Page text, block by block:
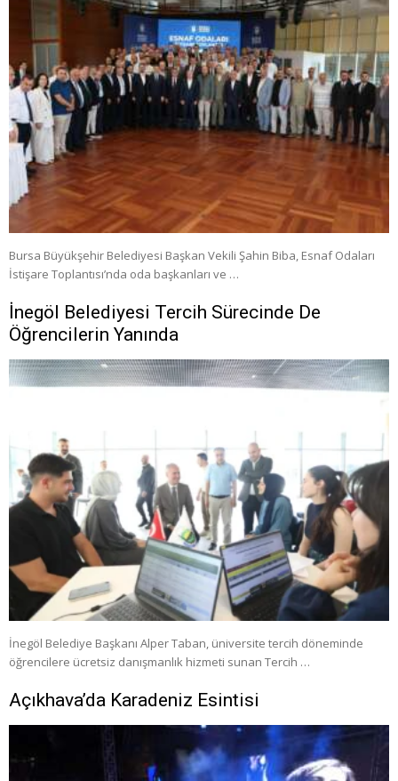
Bursa Büyükşehir Belediyesi Başkan Vekili Şahin Biba, Esnaf Odaları
İstişare Toplantısı’nda oda başkanları ve …
İnegöl Belediyesi Tercih Sürecinde De
Öğrencilerin Yanında
İnegöl Belediye Başkanı Alper Taban, üniversite tercih döneminde
öğrencilere ücretsiz danışmanlık hizmeti sunan Tercih …
Açıkhava’da Karadeniz Esintisi